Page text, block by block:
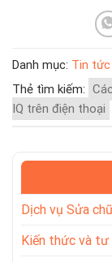
Danh mục: Tin tức
Thẻ tìm kiếm:
IQ trên điện thoại
Dịch vụ Sửa
Kiến thức và tư